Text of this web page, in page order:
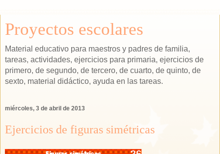
Proyectos escolares
Material educativo para maestros y padres de familia,
tareas, actividades, ejercicios para primaria, ejercicios de
primero, de segundo, de tercero, de cuarto, de quinto, de
sexto, material didáctico, ayuda en las tareas.
miércoles, 3 de abril de 2013
Ejercicios de figuras simétricas